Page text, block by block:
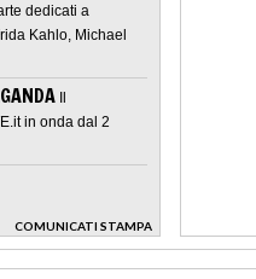
dedicati a
Kahlo, Michael
Il
in onda dal 2
COMUNICATI STAMPA
>